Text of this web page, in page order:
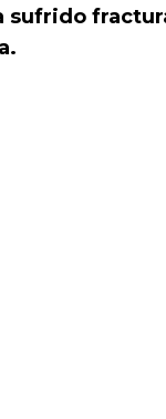
sufrido